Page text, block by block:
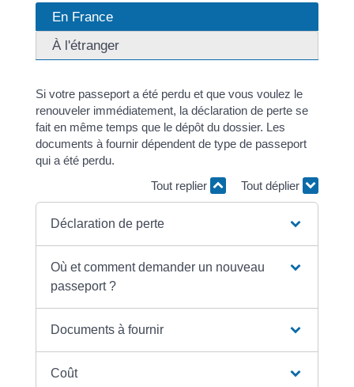
En France
À l'étranger
Si votre passeport a été perdu et que vous voulez le
renouveler immédiatement, la déclaration de perte se
fait en même temps que le dépôt du dossier. Les
documents à fournir dépendent de type de passeport
qui a été perdu.
Tout replier
Tout déplier
Déclaration de perte
Où et comment demander un nouveau
passeport ?
Documents à fournir
Coût